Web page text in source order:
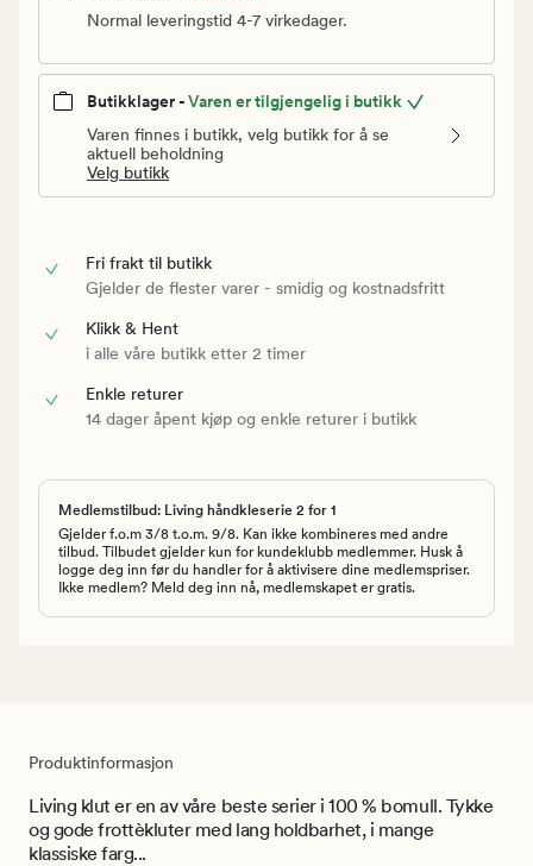
Normal leveringstid 4-7 virkedager.
Butikklager -Varen er tilgjengelig i butikk
Varen finnes i butikk, velg butikk for å se
aktuell beholdning
Velg butikk
Fri frakt til butikk
Gjelder de flester varer - smidig og kostnadsfritt
Klikk & Hent
i alle våre butikk etter 2 timer
Enkle returer
14 dager åpent kjøp og enkle returer i butikk
Medlemstilbud: Living håndkleserie 2 for 1
Gjelder f.o.m 3/8 t.o.m. 9/8. Kan ikke kombineres med andre
tilbud. Tilbudet gjelder kun for kundeklubb medlemmer. Husk å
logge deg inn før du handler for å aktivisere dine medlemspriser.
Ikke medlem? Meld deg inn nå, medlemskapet er gratis.
Produktinformasjon
Living klut er en av våre beste serier i 100 % bomull. Tykke
og gode frottèkluter med lang holdbarhet, i mange
klassiske farg...